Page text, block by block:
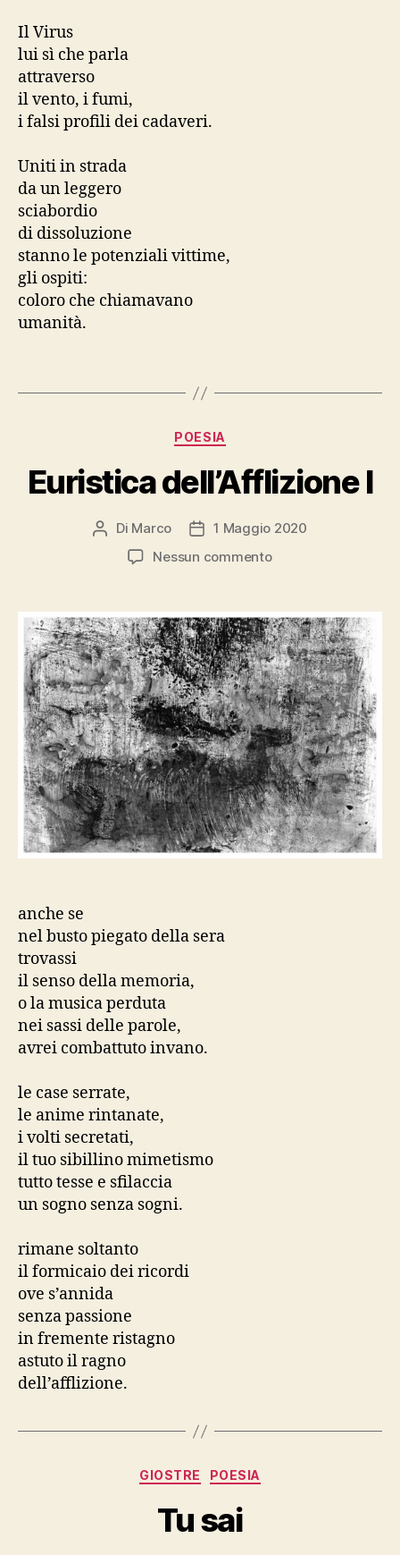
Il Virus
lui sì che parla
attraverso
il vento, i fumi,
i falsi profili dei cadaveri.
Uniti in strada
da un leggero
sciabordio
di dissoluzione
stanno le potenziali vittime,
gli ospiti:
coloro che chiamavano
umanità.
Categorie
POESIA
Euristica dell’Afflizione I
Autore
articolo
Di Marco
Data
dell'articolo
1 Maggio 2020
Nessun commentosu
I
anche se
nel busto piegato della sera
trovassi
il senso della memoria,
o la musica perduta
nei sassi delle parole,
avrei combattuto invano.
le case serrate,
le anime rintanate,
i volti secretati,
il tuo sibillino mimetismo
tutto tesse e sfilaccia
un sogno senza sogni.
rimane soltanto
il formicaio dei ricordi
ove s’annida
senza passione
in fremente ristagno
astuto il ragno
dell’afflizione.
Categorie
GIOSTRE POESIA
Tu sai